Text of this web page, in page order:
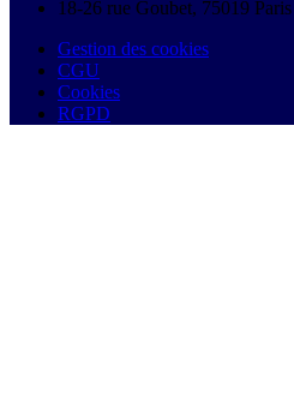
18-26 rue Goubet, 75019 Paris
Gestion des cookies
CGU
Cookies
RGPD